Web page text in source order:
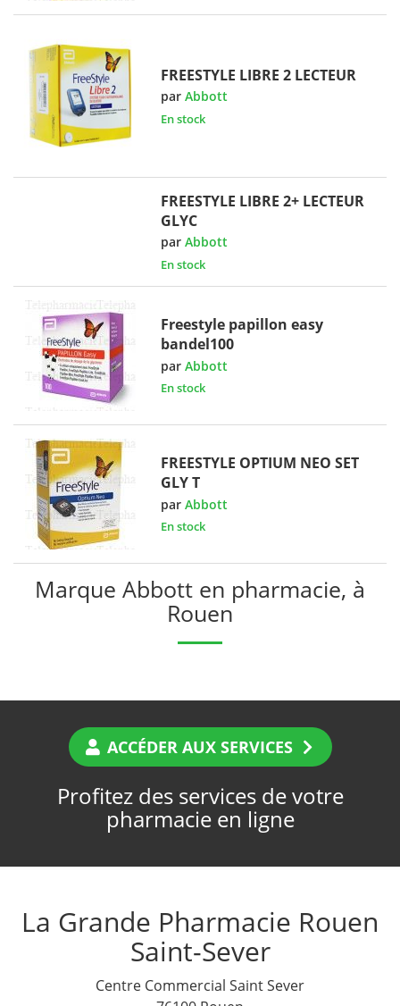
FREESTYLE LIBRE 2 LECTEUR
parAbbott
En stock
FREESTYLE LIBRE 2+ LECTEUR
GLYC
parAbbott
En stock
Freestyle papillon easy
bandel100
parAbbott
En stock
FREESTYLE OPTIUM NEO SET
GLY T
parAbbott
En stock
Marque Abbott en pharmacie, à
Rouen
ACCÉDER AUX SERVICES
Profitez des services de votre
pharmacie en ligne
La Grande Pharmacie Rouen
Saint-Sever
Centre Commercial Saint Sever